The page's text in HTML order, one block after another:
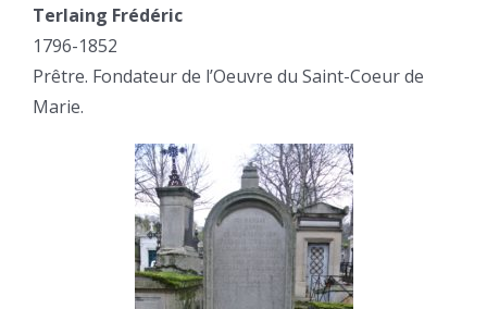
Terlaing Frédéric
1796-1852
Prêtre. Fondateur de l’Oeuvre du Saint-Coeur de
Marie.